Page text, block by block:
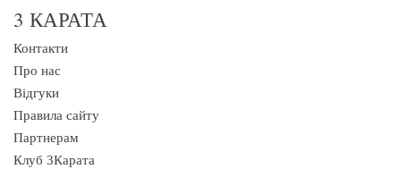
3 КАРАТА
Контакти
Про нас
Відгуки
Правила сайту
Партнерам
Клуб 3Карата